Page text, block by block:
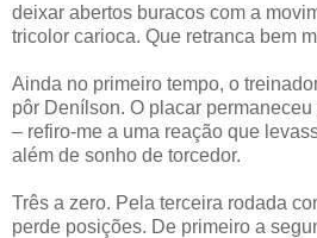
deixar abertos buracos com a
tricolor carioca. Que retranca bem
Ainda no primeiro tempo, o
pôr Denílson. O placar
– refiro-me a uma reação que
além de sonho de torcedor.
Três a zero. Pela terceira rodada
perde posições. De primeiro a